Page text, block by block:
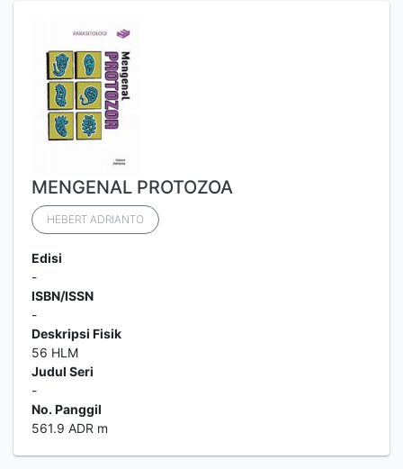
MENGENAL PROTOZOA
HEBERT ADRIANTO
Edisi
-
ISBN/ISSN
-
Deskripsi Fisik
56 HLM
Judul Seri
-
No. Panggil
561.9 ADR m